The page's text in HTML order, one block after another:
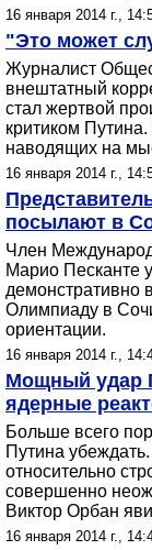
16 января 2014 г.,
"Это может
Журналист
внештатный
стал жертвой
критиком
наводящих на
16 января 2014 г.,
посылают в
Член
Марио Песканте
демонстративно
Олимпиаду в
ориентации.
16 января 2014 г.,
Мощный удар
ядерные
Больше всего
Путина
относительно
совершенно
Виктор Орбан
16 января 2014 г.,